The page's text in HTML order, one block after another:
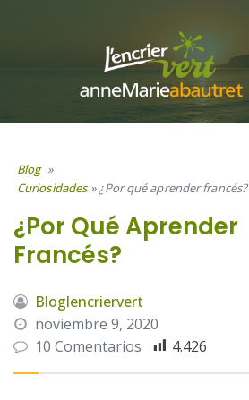
Blog »
Curiosidades »¿Por qué aprender francés?
¿Por Qué Aprender
Francés?
Bloglencriervert
noviembre 9, 2020
10 Comentarios
4.426